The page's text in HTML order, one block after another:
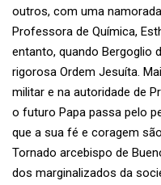
outros, com uma
Professora de Química,
entanto, quando Bergoglio
rigorosa Ordem Jesuíta.
militar e na autoridade de
o futuro Papa passa pelo
que a sua fé e coragem
Tornado arcebispo de
dos marginalizados da